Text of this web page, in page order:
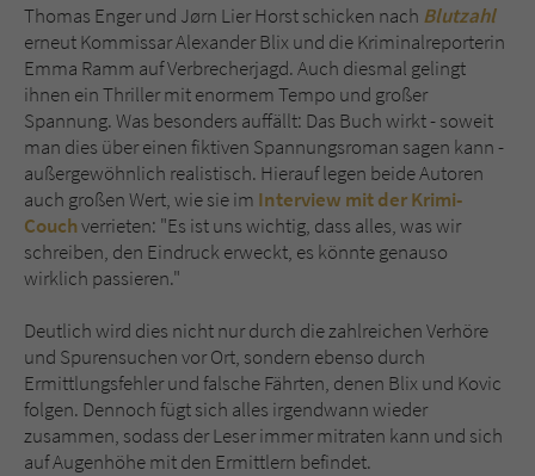
Thomas Enger und Jørn Lier Horst schicken nach Blutzahl
erneut Kommissar Alexander Blix und die Kriminalreporterin
Emma Ramm auf Verbrecherjagd. Auch diesmal gelingt
ihnen ein Thriller mit enormem Tempo und großer
Spannung. Was besonders auffällt: Das Buch wirkt - soweit
man dies über einen fiktiven Spannungsroman sagen kann -
außergewöhnlich realistisch. Hierauf legen beide Autoren
auch großen Wert, wie sie im Interview mit der Krimi-
Couchverrieten: "Es ist uns wichtig, dass alles, was wir
schreiben, den Eindruck erweckt, es könnte genauso
wirklich passieren."
Deutlich wird dies nicht nur durch die zahlreichen Verhöre
und Spurensuchen vor Ort, sondern ebenso durch
Ermittlungsfehler und falsche Fährten, denen Blix und Kovic
folgen. Dennoch fügt sich alles irgendwann wieder
zusammen, sodass der Leser immer mitraten kann und sich
auf Augenhöhe mit den Ermittlern befindet.